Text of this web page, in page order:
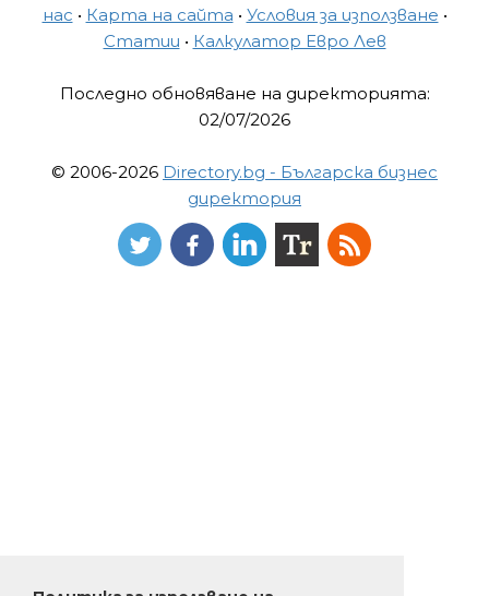
нас • Карта на сайта • Условия за използване •
Статии • Калкулатор Евро Лев
Последно обновяване на директорията:
02/07/2026
© 2006-2026 Directory.bg - Българска бизнес
директория